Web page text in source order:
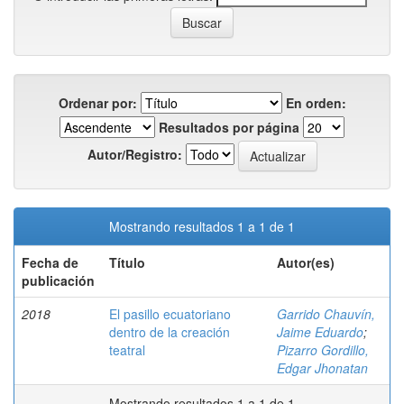
Ordenar por:
En orden:
Resultados por página
Autor/Registro:
Mostrando resultados 1 a 1 de 1
Fecha de
publicación
Título Autor(es)
2018
El pasillo ecuatoriano
dentro de la creación
teatral
Garrido Chauvín,
Jaime Eduardo;
Pizarro Gordillo,
Edgar Jhonatan